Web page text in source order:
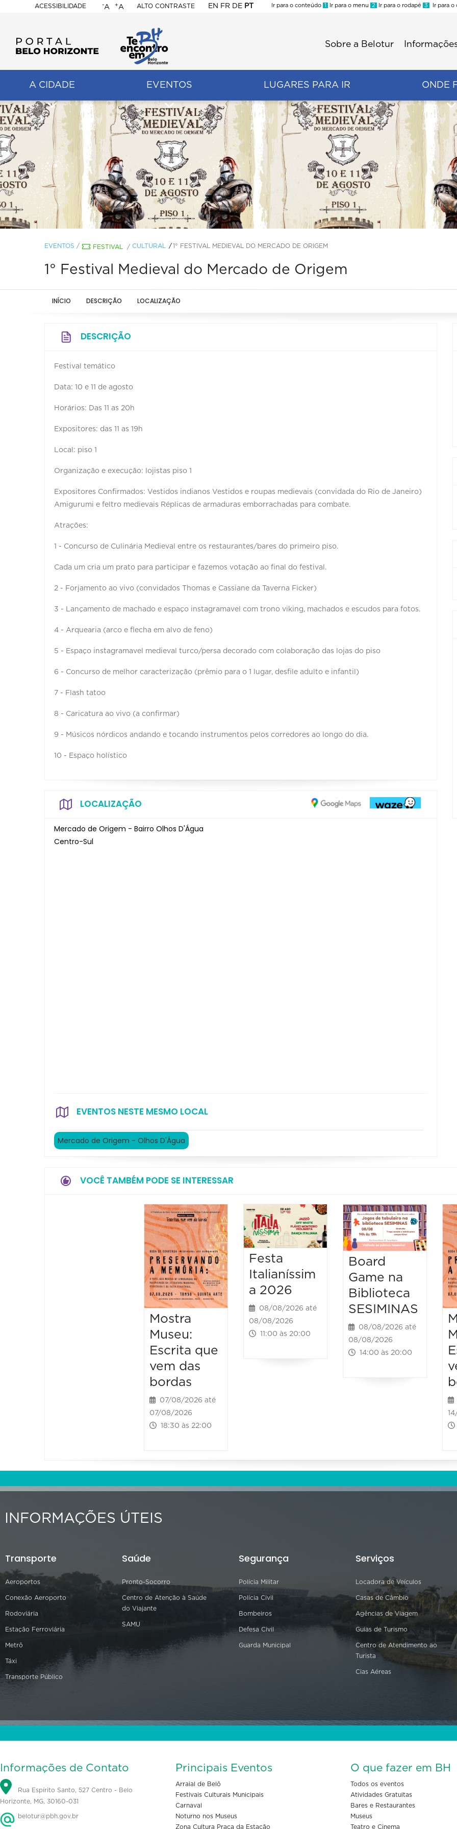
ACESSIBILIDADE
BELO
HORIZONTE
-A +A ALTO CONTRASTE EN FR DE PT
Ir para o conteúdo 1 Ir para o menu 2 Ir para o rodapé 3 Ir para o
Sobre a Belotur
A CIDADE EVENTOS LUGARES PARA IR ONDE
EVENTOS / FESTIVAL / CULTURAL 1° FESTIVAL MEDIEVAL DO MERCADO DE ORIGEM
1° Festival Medieval do Mercado de Origem
INÍCIO DESCRIÇÃO LOCALIZAÇÃO
DESCRIÇÃO
Festival temático
Data: 10 e 11 de agosto
Horários: Das 11 as 20h
Expositores: das 11 as 19h
Local: piso 1
Organização e execução: lojistas piso 1
Expositores Confirmados: Vestidos indianos Vestidos e roupas medievais (convidada do Rio de Janeiro)
Amigurumi e feltro medievais Réplicas de armaduras emborrachadas para combate.
Atrações:
1 - Concurso de Culinária Medieval entre os restaurantes/bares do primeiro piso.
Cada um cria um prato para participar e fazemos votação ao final do festival.
2 - Forjamento ao vivo (convidados Thomas e Cassiane da Taverna Ficker)
3 - Lançamento de machado e espaço instagramavel com trono viking, machados e escudos para fotos.
4 - Arquearia (arco e flecha em alvo de feno)
5 - Espaço instagramavel medieval turco/persa decorado com colaboração das lojas do piso
6 - Concurso de melhor caracterização (prêmio para o 1 lugar, desfile adulto e infantil)
7 - Flash tatoo
8 - Caricatura ao vivo (a confirmar)
9 - Músicos nórdicos andando e tocando instrumentos pelos corredores ao longo do dia.
10 - Espaço holístico
LOCALIZAÇÃO
Mercado de Origem - Bairro Olhos D'Água
Centro-Sul
EVENTOS NESTE MESMO LOCAL
Mercado de Origem - Olhos D'Água
VOCÊ TAMBÉM PODE SE INTERESSAR
Mostra
Museu:
Escrita que
vem das
bordas
07/08/2026 até
07/08/2026
18:30 às 22:00
Festa
Italianíssim
a 2026
08/08/2026 até
08/08/2026
11:00 às 20:00
Board
Game na
Biblioteca
SESIMINAS
08/08/2026 até
08/08/2026
14:00 às 20:00
INFORMAÇÕES ÚTEIS
Transporte
Aeroportos
Conexão Aeroporto
Rodoviária
Estação Ferroviária
Metrô
Táxi
Transporte Público
Saúde
Pronto-Socorro
Centro de Atenção à Saúde
do Viajante
SAMU
Segurança
Polícia Militar
Polícia Civil
Bombeiros
Defesa Civil
Guarda Municipal
Serviços
Locadora de Veículos
Casas de Câmbio
Agências de Viagem
Guias de Turismo
Centro de Atendimento ao
Turista
Cias Aéreas
Informações de Contato
Rua Espírito Santo, 527 Centro - Belo
Horizonte, MG, 30160-031
belotur@pbh.gov.br
Principais Eventos
Arraial de Belô
Festivais Culturais Municipais
Carnaval
Noturno nos Museus
Zona Cultura Praça da Estação
O que fazer em BH
Todos os eventos
Atividades Gratuitas
Bares e Restaurantes
Museus
Teatro e Cinema